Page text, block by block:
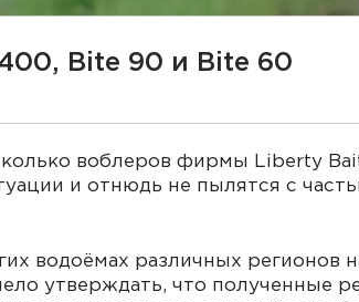
Bite 90 и Bite 60
воблеров фирмы Liberty
и отнюдь не пылятся с
водоёмах различных регионов
утверждать, что полученные